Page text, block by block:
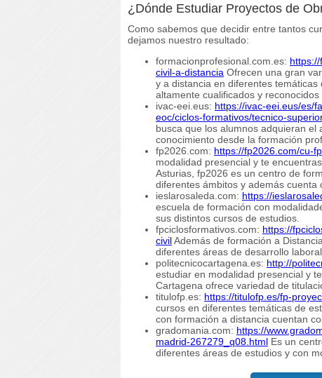
¿Dónde Estudiar Proyectos de
Como sabemos que decidir entre tantos
dejamos nuestro resultado:
formacionprofesional.com.es:
civil-a-distancia Ofrecen una gran
y a distancia en diferentes
altamente cualificados y reconocidos
ivac-eei.eus: https://ivac-eei.eus/es/
eoc/ciclos-formativos/tecnico-
busca que los alumnos adquieran
conocimiento desde la formación
fp2026.com: https://fp2026.com/cu-
modalidad presencial y te
Asturias, fp2026 es un centro de
diferentes ámbitos y además cuenta
ieslarosaleda.com: https://
escuela de formación con
sus distintos cursos de estudios.
fpciclosformativos.com: https://
civilAdemás de formación a
diferentes áreas de desarrollo
politecnicocartagena.es: http://
estudiar en modalidad presencial y
Cartagena ofrece variedad de
titulofp.es: https://titulofp.es/fp-
cursos en diferentes temáticas de
con formación a distancia cuentan
gradomania.com: https://
madrid-267279_q08.html Es un
diferentes áreas de estudios y con